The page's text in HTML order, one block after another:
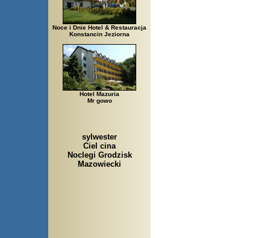
Noce i Dnie Hotel & Restauracja
Konstancin Jeziorna
Hotel Mazuria
Mr gowo
sylwester
Ciel cina
Noclegi Grodzisk
Mazowiecki